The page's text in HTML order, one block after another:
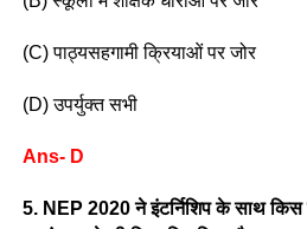
(C) पाठ्यसहगामी क्रियाओं पर जोर
(D) उपर्युक्त सभी
Ans- D
5. NEP 2020 ने इंटर्निशिप के साथ किस